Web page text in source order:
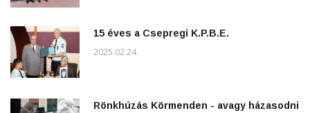
15 éves a Csepregi K.P.B.E.
2025.02.24.
Rönkhúzás Körmenden - avagy házasodni